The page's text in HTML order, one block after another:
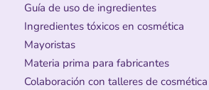
Guía de uso de ingredientes
Ingredientes tóxicos en cosmética
Mayoristas
Materia prima para fabricantes
Colaboración con talleres de cosmética